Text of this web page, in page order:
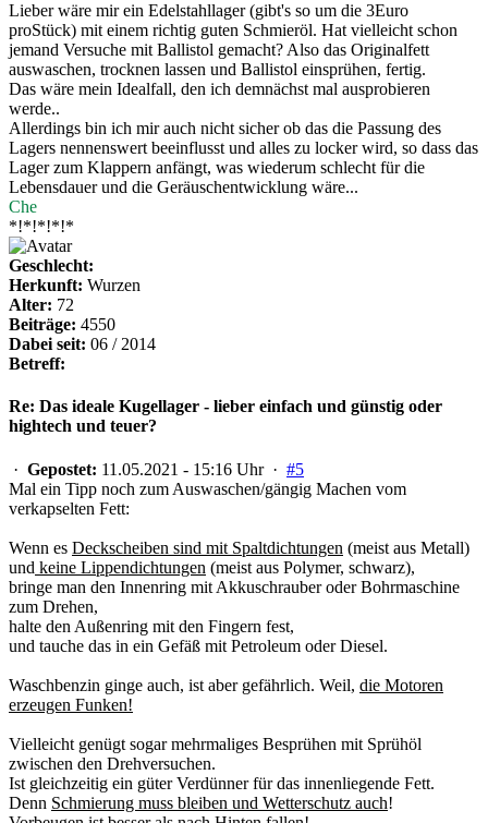
Lieber wäre mir ein Edelstahllager (gibt's so um die 3Euro
proStück) mit einem richtig guten Schmieröl. Hat vielleicht schon
jemand Versuche mit Ballistol gemacht? Also das Originalfett
auswaschen, trocknen lassen und Ballistol einsprühen, fertig.
Das wäre mein Idealfall, den ich demnächst mal ausprobieren
werde..
Allerdings bin ich mir auch nicht sicher ob das die Passung des
Lagers nennenswert beeinflusst und alles zu locker wird, so dass das
Lager zum Klappern anfängt, was wiederum schlecht für die
Lebensdauer und die Geräuschentwicklung wäre...
Che
*!*!*!*!*
Geschlecht:
Herkunft: Wurzen
Alter: 72
Beiträge: 4550
Dabei seit: 06 / 2014
Betreff:
Re: Das ideale Kugellager - lieber einfach und günstig oder
hightech und teuer?
· Gepostet: 11.05.2021 - 15:16 Uhr · #5
Mal ein Tipp noch zum Auswaschen/gängig Machen vom
verkapselten Fett:
Wenn es Deckscheiben sind mit Spaltdichtungen (meist aus Metall)
und keine Lippendichtungen (meist aus Polymer, schwarz),
bringe man den Innenring mit Akkuschrauber oder Bohrmaschine
zum Drehen,
halte den Außenring mit den Fingern fest,
und tauche das in ein Gefäß mit Petroleum oder Diesel.
Waschbenzin ginge auch, ist aber gefährlich. Weil, die Motoren
erzeugen Funken!
Vielleicht genügt sogar mehrmaliges Besprühen mit Sprühöl
zwischen den Drehversuchen.
Ist gleichzeitig ein güter Verdünner für das innenliegende Fett.
Denn Schmierung muss bleiben und Wetterschutz auch!